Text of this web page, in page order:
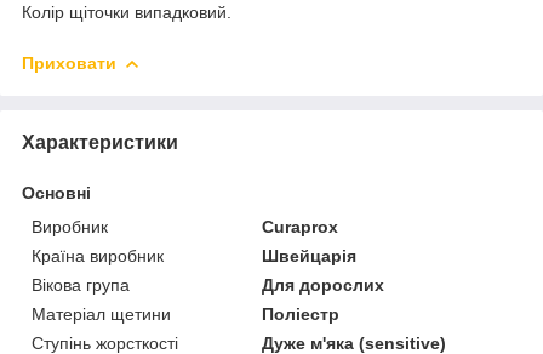
Колір щіточки випадковий.
Приховати
Характеристики
Основні
Виробник
Curaprox
Країна виробник
Швейцарія
Вікова група
Для дорослих
Матеріал щетини
Поліестр
Ступінь жорсткості
Дуже м'яка (sensitive)